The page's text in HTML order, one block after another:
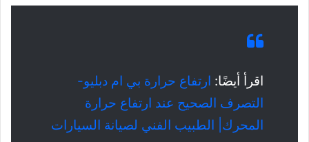
اقرأ أيضًا: ارتفاع حرارة بي ام دبليو-
التصرف الصحيح عند ارتفاع حرارة
المحرك| الطبيب الفني لصيانة السيارات